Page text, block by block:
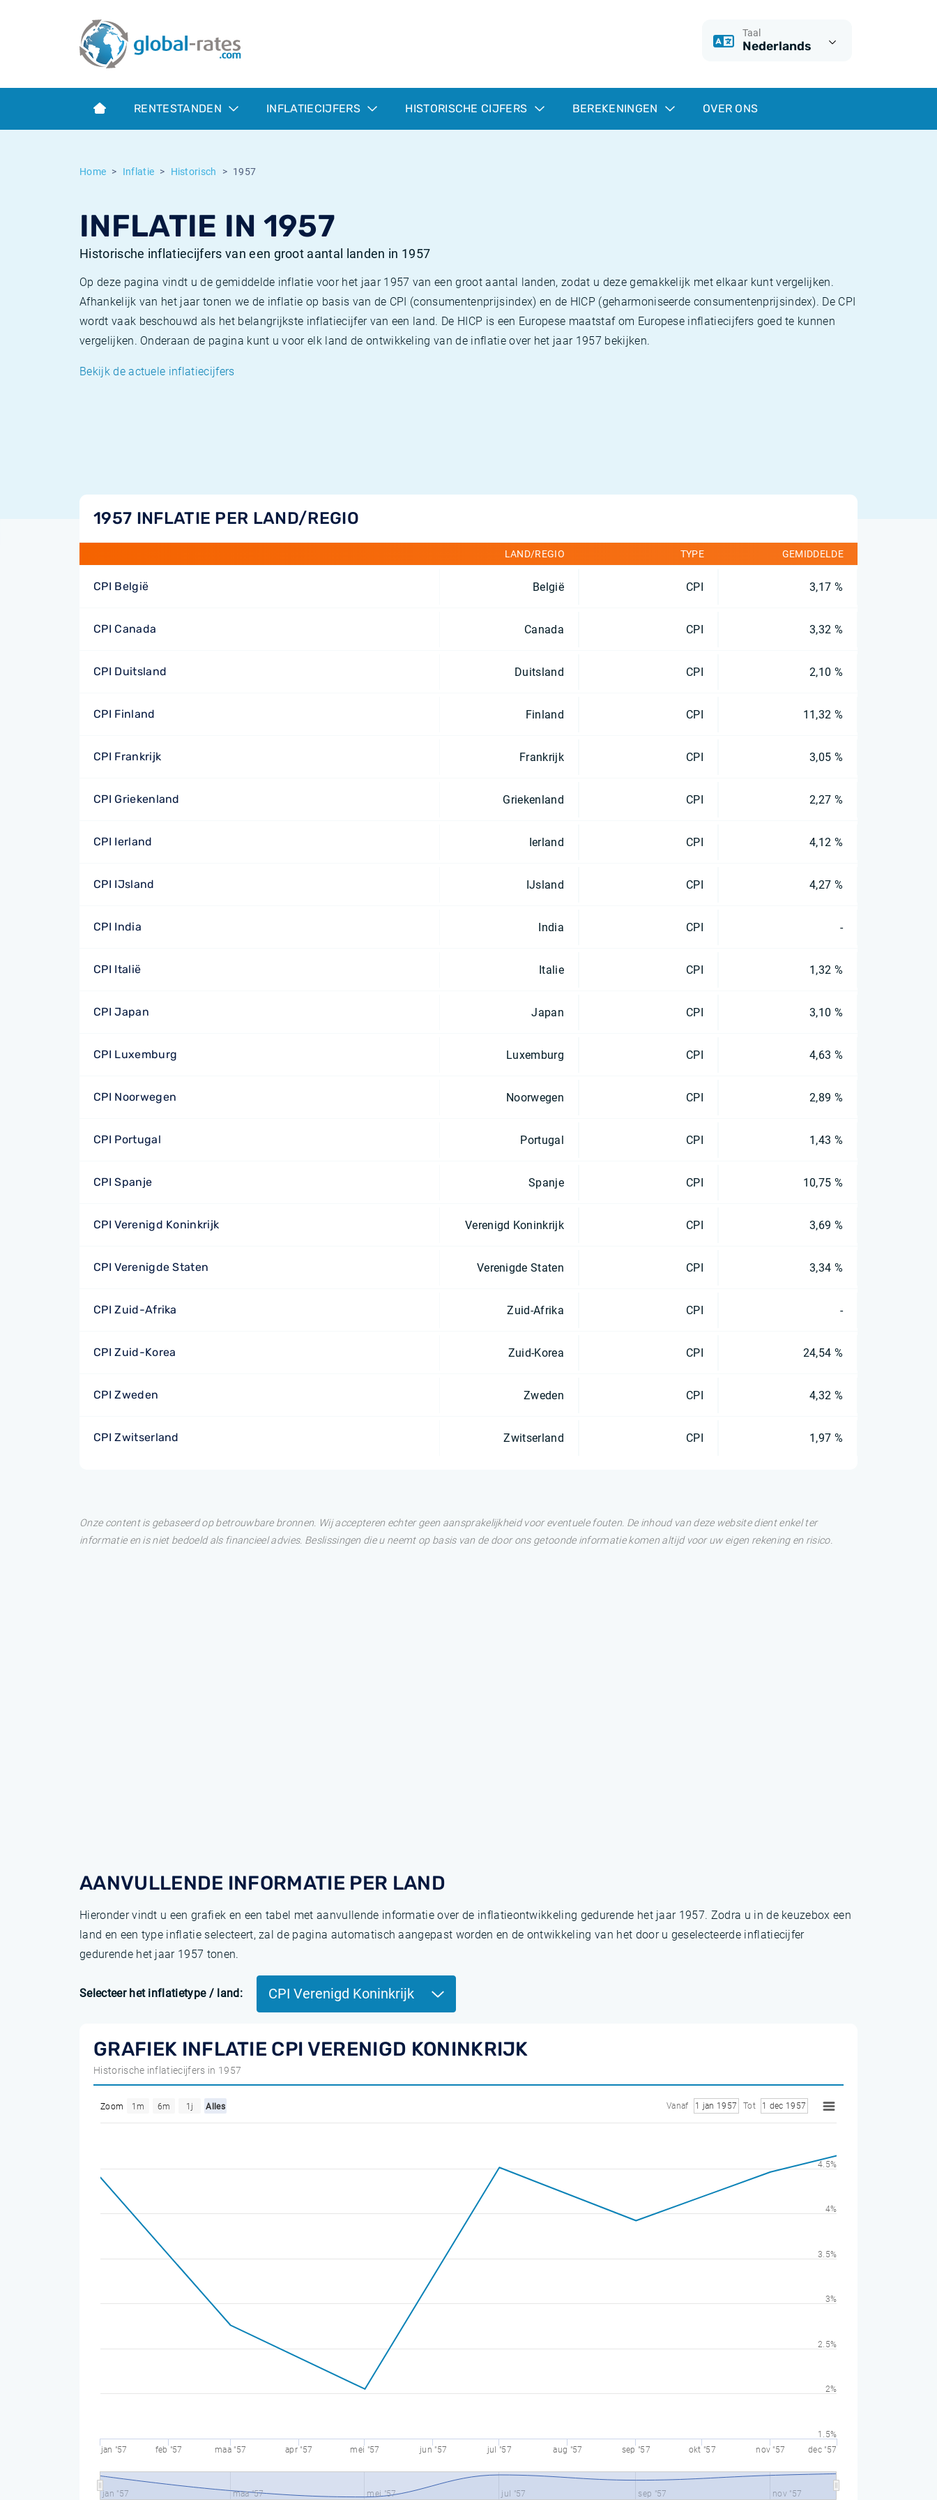
Taal
Nederlands
RENTESTANDEN INFLATIECIJFERS HISTORISCHE CIJFERS BEREKENINGEN OVER ONS
Home Inflatie Historisch 1957
INFLATIE IN 1957
Historische inflatiecijfers van een groot aantal landen in 1957
Op deze pagina vindt u de gemiddelde inflatie voor het jaar 1957 van een groot aantal landen, zodat u deze gemakkelijk met elkaar kunt vergelijken.
Afhankelijk van het jaar tonen we de inflatie op basis van de CPI (consumentenprijsindex) en de HICP (geharmoniseerde consumentenprijsindex). De CPI
wordt vaak beschouwd als het belangrijkste inflatiecijfer van een land. De HICP is een Europese maatstaf om Europese inflatiecijfers goed te kunnen
vergelijken. Onderaan de pagina kunt u voor elk land de ontwikkeling van de inflatie over het jaar 1957 bekijken.
Bekijk de actuele inflatiecijfers
1957 INFLATIE PER LAND/REGIO
LAND/REGIO TYPE GEMIDDELDE
CPI België België CPI 3,17 %
CPI Canada Canada CPI 3,32 %
CPI Duitsland Duitsland CPI 2,10 %
CPI Finland Finland CPI 11,32 %
CPI Frankrijk Frankrijk CPI 3,05 %
CPI Griekenland Griekenland CPI 2,27 %
CPI Ierland Ierland CPI 4,12 %
CPI IJsland IJsland CPI 4,27 %
CPI India India CPI -
CPI Italië Italie CPI 1,32 %
CPI Japan Japan CPI 3,10 %
CPI Luxemburg Luxemburg CPI 4,63 %
CPI Noorwegen Noorwegen CPI 2,89 %
CPI Portugal Portugal CPI 1,43 %
CPI Spanje Spanje CPI 10,75 %
CPI Verenigd Koninkrijk Verenigd Koninkrijk CPI 3,69 %
CPI Verenigde Staten Verenigde Staten CPI 3,34 %
CPI Zuid-Afrika Zuid-Afrika CPI -
CPI Zuid-Korea Zuid-Korea CPI 24,54 %
CPI Zweden Zweden CPI 4,32 %
CPI Zwitserland Zwitserland CPI 1,97 %
Onze content is gebaseerd op betrouwbare bronnen. Wij accepteren echter geen aansprakelijkheid voor eventuele fouten. De inhoud van deze website dient enkel ter
informatie en is niet bedoeld als financieel advies. Beslissingen die u neemt op basis van de door ons getoonde informatie komen altijd voor uw eigen rekening en risico.
AANVULLENDE INFORMATIE PER LAND
Hieronder vindt u een grafiek en een tabel met aanvullende informatie over de inflatieontwikkeling gedurende het jaar 1957. Zodra u in de keuzebox een
land en een type inflatie selecteert, zal de pagina automatisch aangepast worden en de ontwikkeling van het door u geselecteerde inflatiecijfer
gedurende het jaar 1957 tonen.
Selecteer het inflatietype / land: CPI Verenigd Koninkrijk
GRAFIEK INFLATIE CPI VERENIGD KONINKRIJK
Historische inflatiecijfers in 1957
Zoom 1m 6m 1j Alles Vanaf 1 jan 1957 Tot 1 dec 1957
jan "57 feb "57 maa "57 apr "57 mei "57 jun "57 jul "57 aug "57 sep "57 okt "57 nov "57 dec "57
jan "57 maa "57 mei "57 jul "57 sep "57 nov "57
1.5%
2%
2.5%
3%
3.5%
4%
4.5%
Term SOFR
Wat is CPI inflatie?
Wat is HICP inflatie?
Europese inflatie - HICP
Euribor historie
ESTER historie
Historische inflatie
Inflatiecalculator